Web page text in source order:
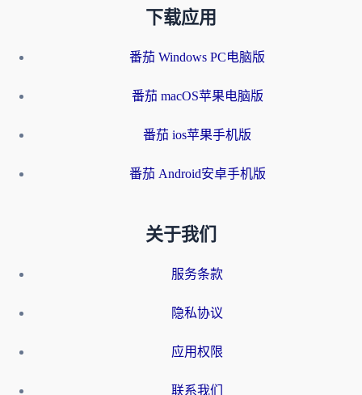
下载应用
番茄 Windows PC电脑版
番茄 macOS苹果电脑版
番茄 ios苹果手机版
番茄 Android安卓手机版
关于我们
服务条款
隐私协议
应用权限
联系我们